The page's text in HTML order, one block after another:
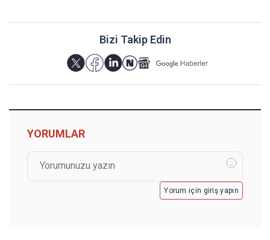
Bizi Takip Edin
YORUMLAR
Yorum için giriş yapın